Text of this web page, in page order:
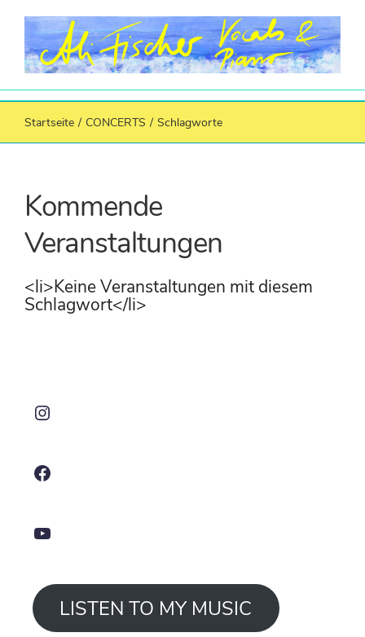
Inhalt
springen
Startseite / CONCERTS / Schlagworte
Kommende
Veranstaltungen
<li>Keine Veranstaltungen mit diesem
Schlagwort</li>
LISTEN TO MY MUSIC